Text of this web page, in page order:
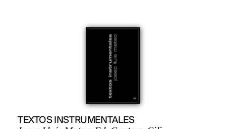
TEXTOS INSTRUMENTALES